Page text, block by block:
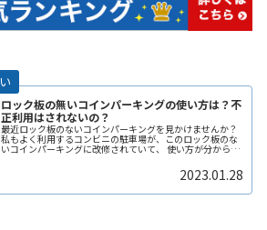
ロック板の無いコインパーキングの使い方は？不
正利用はされないの？
最近ロック板のないコインパーキングを見かけませんか？
私もよく利用するコンビニの駐車場が、このロック板のな
いコインパーキングに改修されていて、 使い方が分からず
敬遠してしまった経験があります。 そこで、ここではロッ
ク板のないコインパーキングの使い方や、ロック板がない
と不正に使われないの？などその辺りも含めて解説しま
2023.01.28